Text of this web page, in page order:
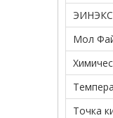
Мол
Точка